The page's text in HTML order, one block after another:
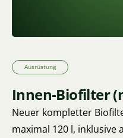
Ausrüstung
Innen-Biofilter
Neuer kompletter
maximal 120 l, inklusive